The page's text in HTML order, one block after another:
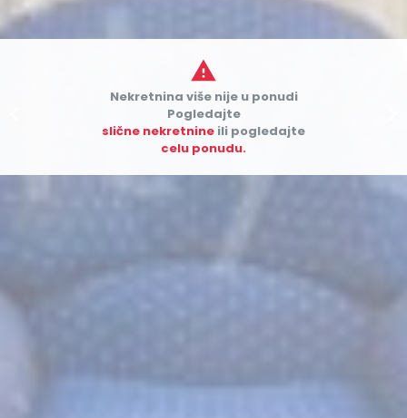

Nekretnina više nije u ponudi
Pogledajte
slične nekretnine ili pogledajte
celu ponudu.